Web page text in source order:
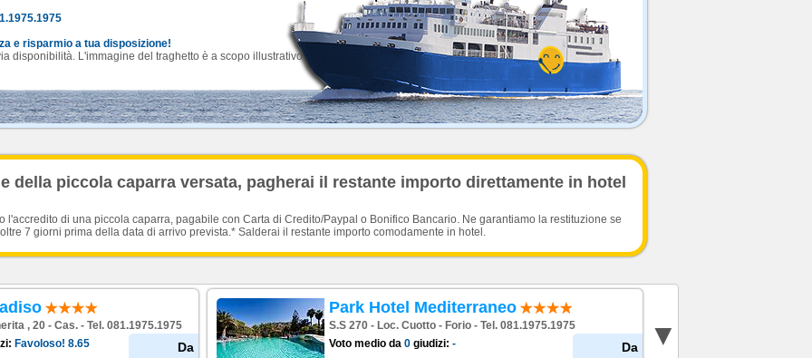
e risparmio a tua disposizione!
disponibilità. L'immagine del traghetto è a scopo illustrativo.
della piccola caparra versata, pagherai il restante importo direttamente in hotel
l'accredito di una piccola caparra, pagabile con Carta di Credito/Paypal o Bonifico Bancario. Ne garantiamo la restituzione se
7 giorni prima della data di arrivo prevista.* Salderai il restante importo comodamente in hotel.
, 20 - Cas. - Tel. 081.1975.1975
Favoloso! 8.65 Da
Park Hotel Mediterraneo
S.S 270 - Loc. Cuotto - Forio - Tel. 081.1975.1975
Voto medio da 0 giudizi: - Da